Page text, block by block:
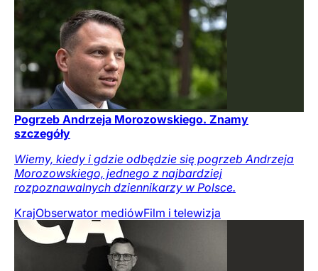
Pogrzeb Andrzeja Morozowskiego. Znamy
szczegóły
Wiemy, kiedy i gdzie odbędzie się pogrzeb Andrzeja
Morozowskiego, jednego z najbardziej
rozpoznawalnych dziennikarzy w Polsce.
KrajObserwator mediówFilm i telewizja